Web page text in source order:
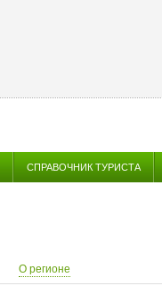
СПРАВОЧНИК ТУРИСТА
О регионе